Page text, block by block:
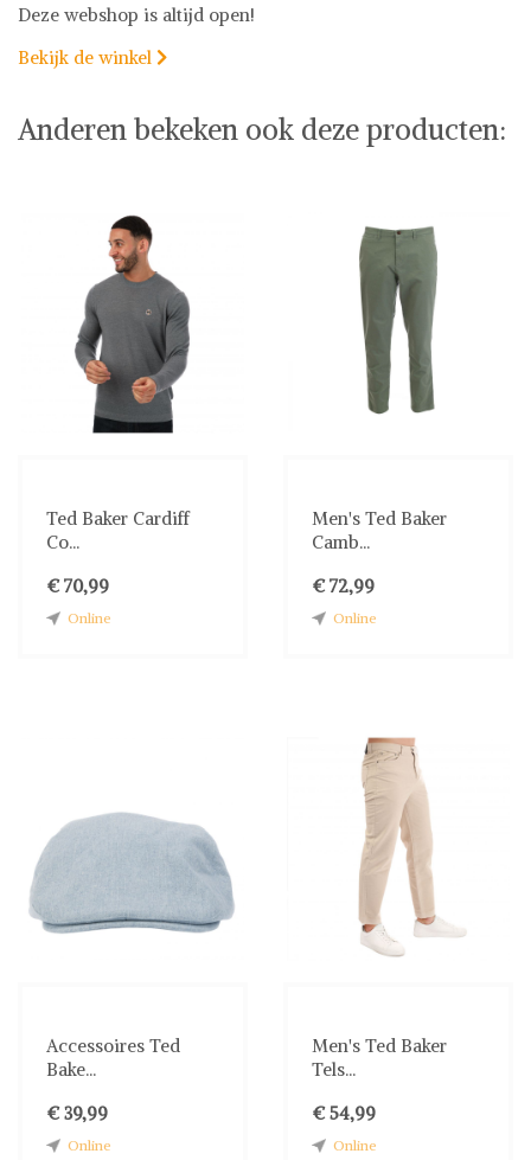
Deze webshop is altijd open!
Bekijk de winkel 
Anderen bekeken ook deze producten:
Ted Baker Cardiff
Co...
€ 70,99
Online
Men's Ted Baker
Camb...
€ 72,99
Online
Accessoires Ted
Bake...
€ 39,99
Online
Men's Ted Baker
Tels...
€ 54,99
Online